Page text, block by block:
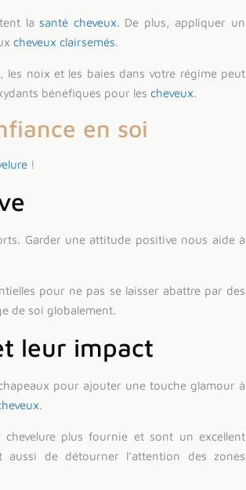
la santé cheveux. De plus, appliquer un
cheveux clairsemés.
les noix et les baies dans votre régime peut
bénéfiques pour les cheveux.
en soi
!
Garder une attitude positive nous aide à
pour ne pas se laisser abattre par des
de soi globalement.
leur impact
pour ajouter une touche glamour à
.
chevelure plus fournie et sont un excellent
de détourner l’attention des zones